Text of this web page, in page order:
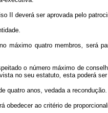
II deverá ser aprovada pelo
máximo quatro membros, será
o número máximo de
no seu estatuto, esta poderá
quatro anos, vedada a recondução.
obedecer ao critério de